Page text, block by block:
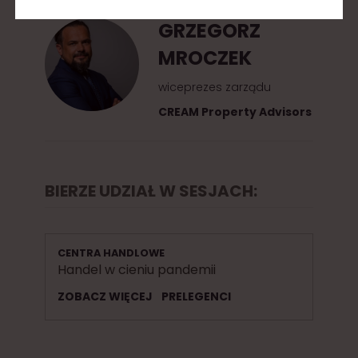
GRZEGORZ
MROCZEK
wiceprezes zarządu
CREAM Property Advisors
BIERZE UDZIAŁ W SESJACH:
CENTRA HANDLOWE
Handel w cieniu pandemii
ZOBACZ WIĘCEJ PRELEGENCI